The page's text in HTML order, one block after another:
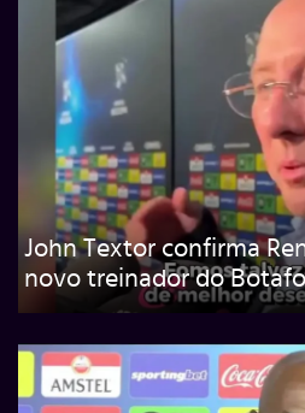
John Textor confirma
novo treinador do